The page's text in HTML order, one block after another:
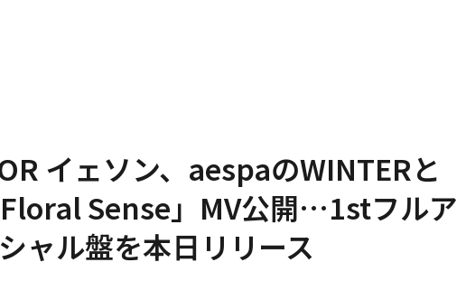
イェソン、aespaのWINTERと
Sense」MV公開…1stフルア
ャル盤を本日リリース